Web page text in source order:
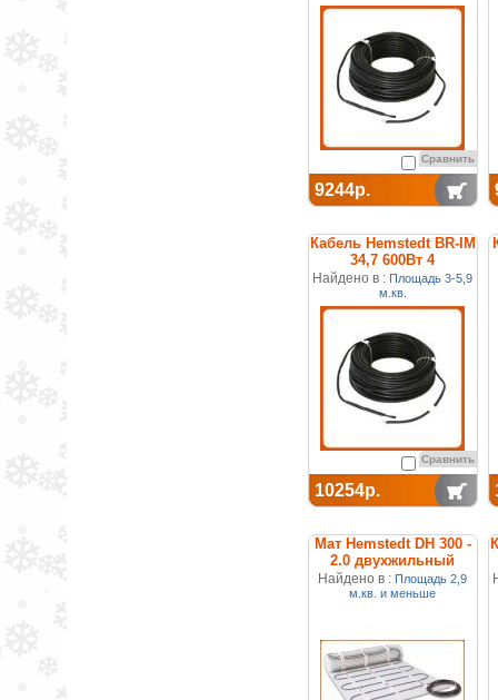
Сравнить
9244р.
Кабель Hemstedt BR-IM
34,7 600Вт 4
м.кв.двухжильный
Найдено в : Площадь 3-5,9
м.кв.
Сравнить
10254р.
Мат Hemstedt DH 300 -
2.0 двухжильный
нагревательный
Найдено в : Площадь 2,9
м.кв. и меньше